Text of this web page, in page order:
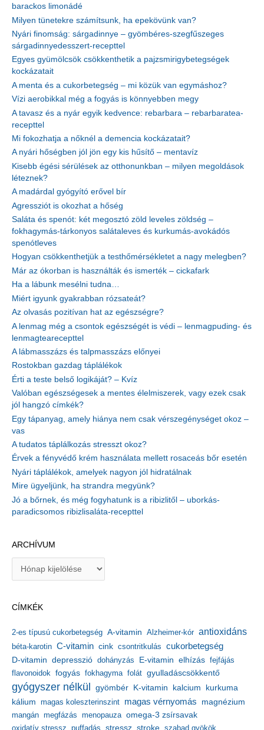
barackos limonádé
Milyen tünetekre számítsunk, ha epekövünk van?
Nyári finomság: sárgadinnye – gyömbéres-szegfűszeges
sárgadinnyedesszert-recepttel
Egyes gyümölcsök csökkenthetik a pajzsmirigybetegségek
kockázatait
A menta és a cukorbetegség – mi közük van egymáshoz?
Vízi aerobikkal még a fogyás is könnyebben megy
A tavasz és a nyár egyik kedvence: rebarbara – rebarbaratea-
recepttel
Mi fokozhatja a nőknél a demencia kockázatait?
A nyári hőségben jól jön egy kis hűsítő – mentavíz
Kisebb égési sérülések az otthonunkban – milyen megoldások
léteznek?
A madárdal gyógyító erővel bír
Agressziót is okozhat a hőség
Saláta és spenót: két megosztó zöld leveles zöldség –
fokhagymás-tárkonyos salátaleves és kurkumás-avokádós
spenótleves
Hogyan csökkenthetjük a testhőmérsékletet a nagy melegben?
Már az ókorban is használták és ismerték – cickafark
Ha a lábunk mesélni tudna…
Miért igyunk gyakrabban rózsateát?
Az olvasás pozitívan hat az egészségre?
A lenmag még a csontok egészségét is védi – lenmagpuding- és
lenmagtearecepttel
A lábmasszázs és talpmasszázs előnyei
Rostokban gazdag táplálékok
Érti a teste belső logikáját? – Kvíz
Valóban egészségesek a mentes élelmiszerek, vagy ezek csak
jól hangzó címkék?
Egy tápanyag, amely hiánya nem csak vérszegénységet okoz –
vas
A tudatos táplálkozás stresszt okoz?
Érvek a fényvédő krém használata mellett rosaceás bőr esetén
Nyári táplálékok, amelyek nagyon jól hidratálnak
Mire ügyeljünk, ha strandra megyünk?
Jó a bőrnek, és még fogyhatunk is a ribizlitől – uborkás-
paradicsomos ribizlisaláta-recepttel
ARCHÍVUM
í
u
m
CÍMKÉK
2-es típusú cukorbetegség A-vitamin Alzheimer-kór antioxidáns
béta-karotin C-vitamin cink csontritkulás cukorbetegség
D-vitamin depresszió dohányzás E-vitamin elhízás fejfájás
flavonoidok fogyás fokhagyma folát gyulladáscsökkentő
gyógyszer nélkül gyömbér K-vitamin kalcium kurkuma
kálium magas koleszterinszint magas vérnyomás magnézium
mangán megfázás menopauza omega-3 zsírsavak
oxidatív stressz puffadás stressz stroke szabad gyökök